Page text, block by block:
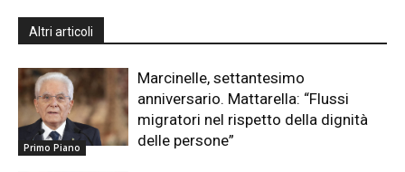
Altri articoli
Primo Piano
Marcinelle, settantesimo
anniversario. Mattarella: “Flussi
migratori nel rispetto della dignità
delle persone”